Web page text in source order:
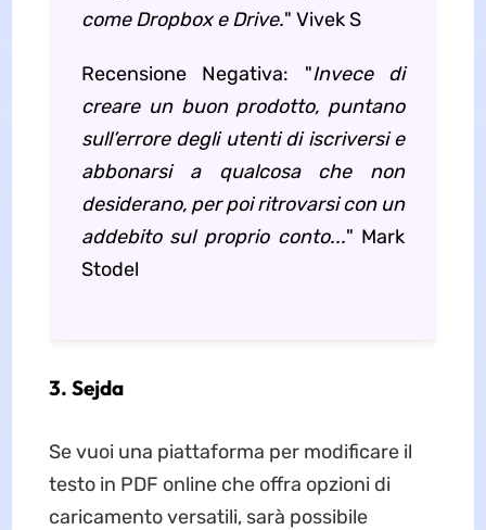
come Dropbox e Drive." Vivek S
Recensione Negativa: "Invece di
creare un buon prodotto, puntano
sull’errore degli utenti di iscriversi e
abbonarsi a qualcosa che non
desiderano, per poi ritrovarsi con un
addebito sul proprio conto..." Mark
Stodel
3. Sejda
Se vuoi una piattaforma per modificare il
testo in PDF online che offra opzioni di
caricamento versatili, sarà possibile